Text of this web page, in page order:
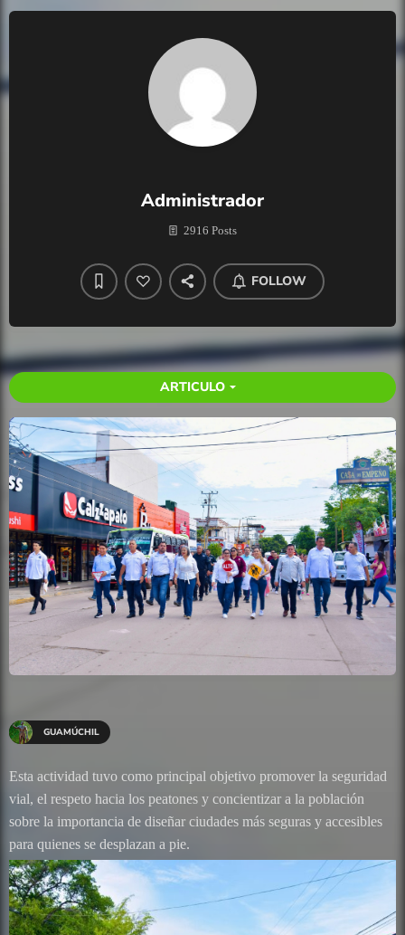
Administrador
2916 Posts
FOLLOW
ARTICULO arrow_drop_down
GUAMÚCHIL
Esta actividad tuvo como principal objetivo promover la seguridad
vial, el respeto hacia los peatones y concientizar a la población
sobre la importancia de diseñar ciudades más seguras y accesibles
para quienes se desplazan a pie.